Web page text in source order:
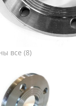
все (8)